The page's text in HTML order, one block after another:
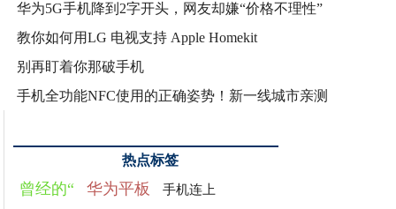
华为5G手机降到2字开头，网友却嫌“价格不理性”
教你如何用LG 电视支持 Apple Homekit
别再盯着你那破手机
手机全功能NFC使用的正确姿势！新一线城市亲测
热点标签
曾经的“ 华为平板 手机连上